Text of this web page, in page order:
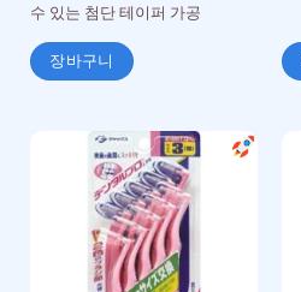
수 있는 첨단 테이퍼 가공
장바구니